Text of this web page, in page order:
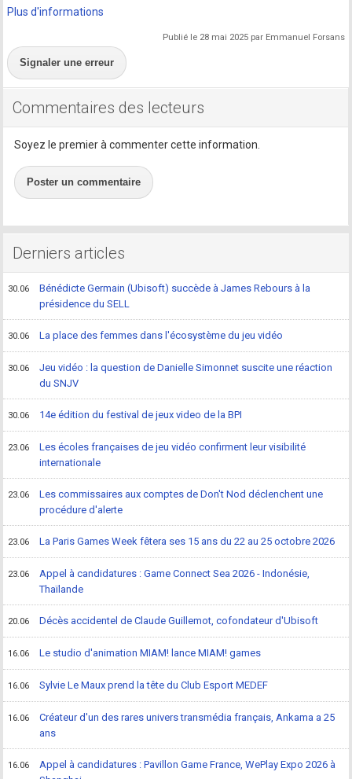
Plus d'informations
Publié le 28 mai 2025 par Emmanuel Forsans
Signaler une erreur
Commentaires des lecteurs
Soyez le premier à commenter cette information.
Poster un commentaire
Derniers articles
30.06
Bénédicte Germain (Ubisoft) succède à James Rebours à la
présidence du SELL
30.06 La place des femmes dans l'écosystème du jeu vidéo
30.06
Jeu vidéo : la question de Danielle Simonnet suscite une réaction
du SNJV
30.06 14e édition du festival de jeux video de la BPI
23.06
Les écoles françaises de jeu vidéo confirment leur visibilité
internationale
23.06
Les commissaires aux comptes de Don't Nod déclenchent une
procédure d'alerte
23.06 La Paris Games Week fêtera ses 15 ans du 22 au 25 octobre 2026
23.06
Appel à candidatures : Game Connect Sea 2026 - Indonésie,
Thaïlande
20.06 Décès accidentel de Claude Guillemot, cofondateur d'Ubisoft
16.06 Le studio d'animation MIAM! lance MIAM! games
16.06 Sylvie Le Maux prend la tête du Club Esport MEDEF
16.06
Créateur d'un des rares univers transmédia français, Ankama a 25
ans
16.06
Appel à candidatures : Pavillon Game France, WePlay Expo 2026 à